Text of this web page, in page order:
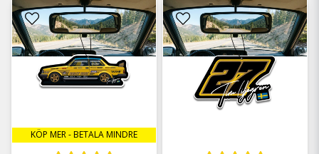
KÖP MER - BETALA MINDRE